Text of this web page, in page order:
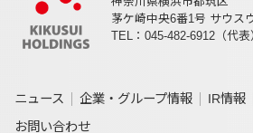
茅ケ崎中央6番1号 サウス
TEL：045-482-6912（代表
ニュース 企業・グループ情報 IR情報
お問い合わせ